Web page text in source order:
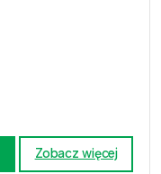
Zobacz więcej